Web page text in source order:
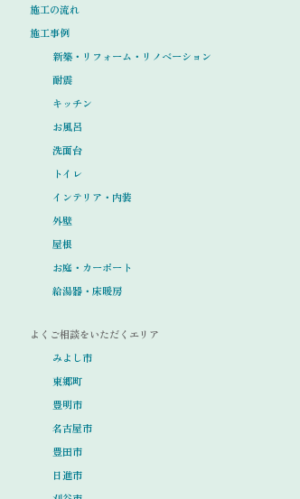
施工の流れ
施工事例
新築・リフォーム・リノベーション
耐震
キッチン
お風呂
洗面台
トイレ
インテリア・内装
外壁
屋根
お庭・カーポート
給湯器・床暖房
よくご相談をいただくエリア
みよし市
東郷町
豊明市
名古屋市
豊田市
日進市